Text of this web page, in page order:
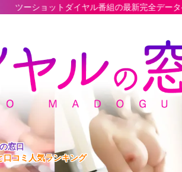
イヤル番組の最新完全データベース
窓口
口コミ人気ランキング